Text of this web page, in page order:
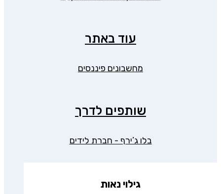
עוד באתר
מחשבונים פיננסים
שותפים לדרך
בלו ג’ירף - חברת לידים
גילוי נאות